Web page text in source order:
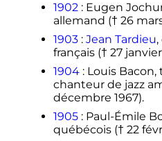
1902 : Eugen
allemand († 26
1903 : Jean Tardieu
français († 27
1904 : Louis
chanteur de jazz
décembre 1967).
1905 : Paul-Émile
québécois († 22